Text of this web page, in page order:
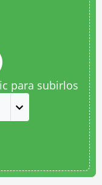
para subirlos